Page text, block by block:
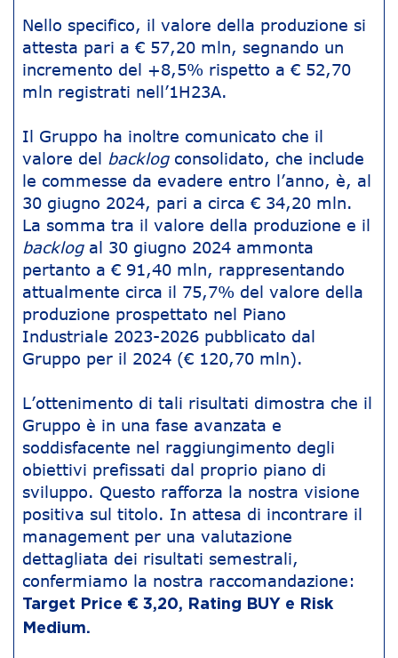
Nello specifico, il valore della produzione si
attesta pari a € 57,20 mln, segnando un
incremento del +8,5% rispetto a € 52,70
mln registrati nell’1H23A.
Il Gruppo ha inoltre comunicato che il
valore del backlog consolidato, che include
le commesse da evadere entro l’anno, è, al
30 giugno 2024, pari a circa € 34,20 mln.
La somma tra il valore della produzione e il
backlog al 30 giugno 2024 ammonta
pertanto a € 91,40 mln, rappresentando
attualmente circa il 75,7% del valore della
produzione prospettato nel Piano
Industriale 2023-2026 pubblicato dal
Gruppo per il 2024 (€ 120,70 mln).
L’ottenimento di tali risultati dimostra che il
Gruppo è in una fase avanzata e
soddisfacente nel raggiungimento degli
obiettivi prefissati dal proprio piano di
sviluppo. Questo rafforza la nostra visione
positiva sul titolo. In attesa di incontrare il
management per una valutazione
dettagliata dei risultati semestrali,
confermiamo la nostra raccomandazione:
Target Price € 3,20, Rating BUY e Risk
Medium.